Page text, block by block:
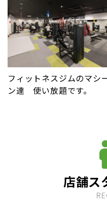
フィットネスジムのマシ
ン達 使い放題です。
店舗ス